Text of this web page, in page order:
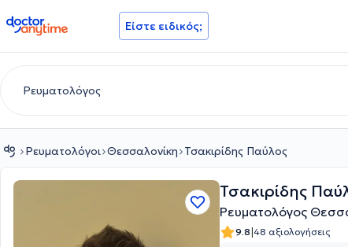
doctoranytime Είστε ειδικός;
Ρευματολόγοι Θεσσαλονίκη Τσακιρίδης Παύλος
Τσακιρίδης
Ρευματολόγος
9.8|48 αξιολογήσεις